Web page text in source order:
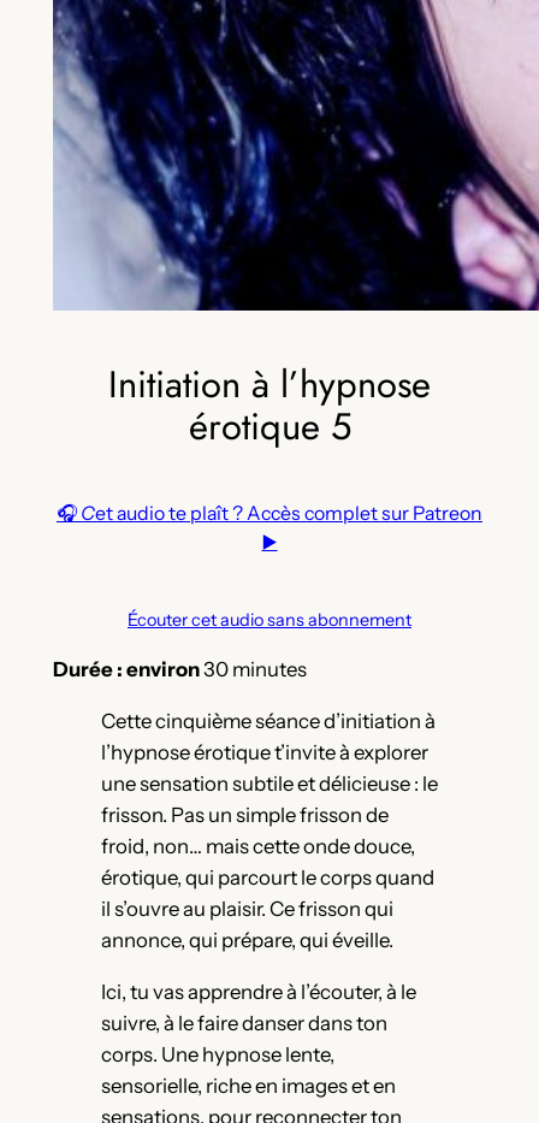
Initiation à l’hypnose
érotique 5
🎧 Cet audio te plaît ? Accès complet sur Patreon
▶️
Écouter cet audio sans abonnement
Durée : environ30 minutes
Cette cinquième séance d’initiation à
l’hypnose érotique t’invite à explorer
une sensation subtile et délicieuse : le
frisson. Pas un simple frisson de
froid, non… mais cette onde douce,
érotique, qui parcourt le corps quand
il s’ouvre au plaisir. Ce frisson qui
annonce, qui prépare, qui éveille.
Ici, tu vas apprendre à l’écouter, à le
suivre, à le faire danser dans ton
corps. Une hypnose lente,
sensorielle, riche en images et en
sensations, pour reconnecter ton